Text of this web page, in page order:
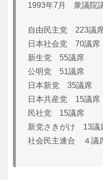
1993年7月 衆議院
自由民主党 223議
日本社会党 70議席
新生党 55議席
公明党 51議席
日本新党 35議席
日本共産党 15議席
民社党 15議席
新党さきがけ 13議
社会民主連合 ４議